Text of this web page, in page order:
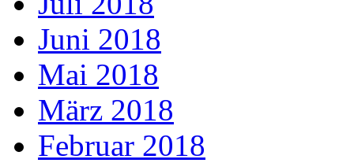
Juni 2018
Mai 2018
März 2018
Februar 2018